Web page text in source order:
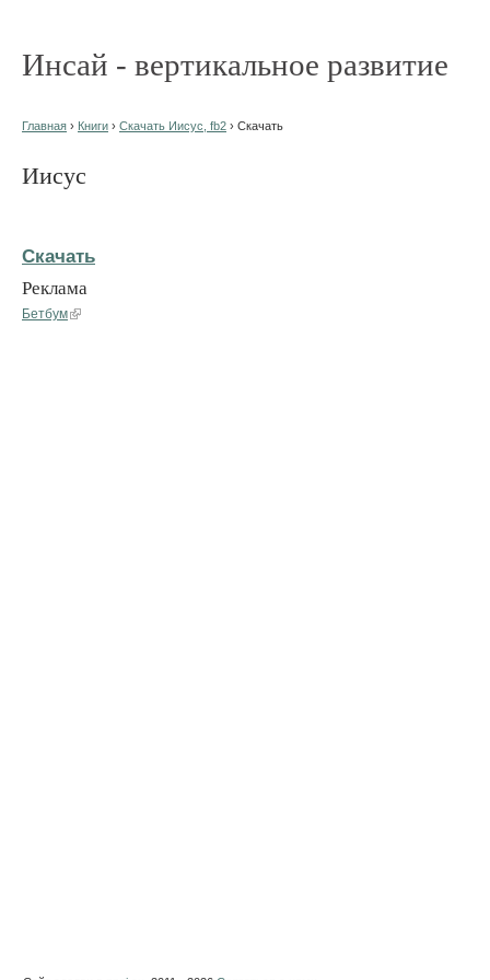
Инсай - вертикальное развитие
Главная › Книги › Скачать Иисус, fb2 › Скачать
Иисус
Скачать
Реклама
Бетбум